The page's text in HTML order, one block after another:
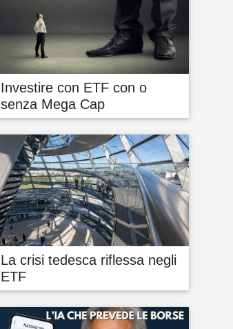
Investire con ETF con o
senza Mega Cap
La crisi tedesca riflessa negli
ETF